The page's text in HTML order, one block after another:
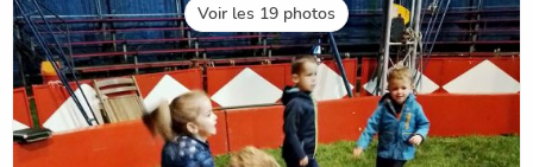
Voir les 19 photos